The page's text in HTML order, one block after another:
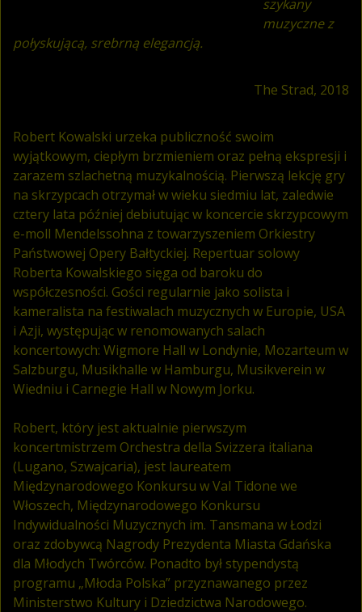
szykany
muzyczne z
połyskującą, srebrną elegancją.
The Strad, 2018
Robert Kowalski urzeka publiczność swoim
wyjątkowym, ciepłym brzmieniem oraz pełną ekspresji i
zarazem szlachetną muzykalnością. Pierwszą lekcję gry
na skrzypcach otrzymał w wieku siedmiu lat, zaledwie
cztery lata później debiutując w koncercie skrzypcowym
e-moll Mendelssohna z towarzyszeniem Orkiestry
Państwowej Opery Bałtyckiej. Repertuar solowy
Roberta Kowalskiego sięga od baroku do
współczesności. Gości regularnie jako solista i
kameralista na festiwalach muzycznych w Europie, USA
i Azji, występując w renomowanych salach
koncertowych: Wigmore Hall w Londynie, Mozarteum w
Salzburgu, Musikhalle w Hamburgu, Musikverein w
Wiedniu i Carnegie Hall w Nowym Jorku.
Robert, który jest aktualnie pierwszym
koncertmistrzem Orchestra della Svizzera italiana
(Lugano, Szwajcaria), jest laureatem
Międzynarodowego Konkursu w Val Tidone we
Włoszech, Międzynarodowego Konkursu
Indywidualności Muzycznych im. Tansmana w Łodzi
oraz zdobywcą Nagrody Prezydenta Miasta Gdańska
dla Młodych Twórców. Ponadto był stypendystą
programu „Młoda Polska” przyznawanego przez
Ministerstwo Kultury i Dziedzictwa Narodowego.